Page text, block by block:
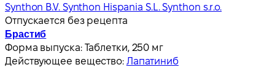
Synthon B.V. Synthon Hispania S.L. Synthon s.r.o.
Отпускается без рецепта
Брастиб
Форма выпуска: Таблетки, 250 мг
Действующее вещество: Лапатиниб